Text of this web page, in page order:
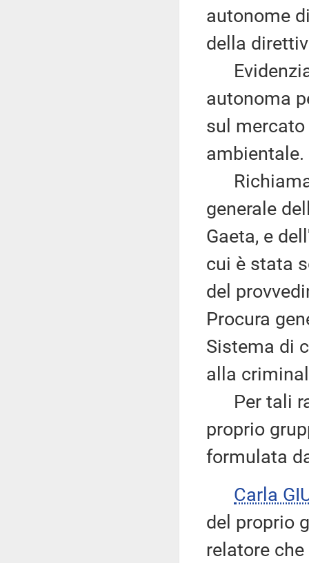
autonome
della
Evidenzia
autonoma
sul
ambientale.
Richiama
generale
Gaeta, e
cui è stata
del
Procura
Sistema di
alla
Per tali
proprio
formulata
Carla
del proprio
relatore